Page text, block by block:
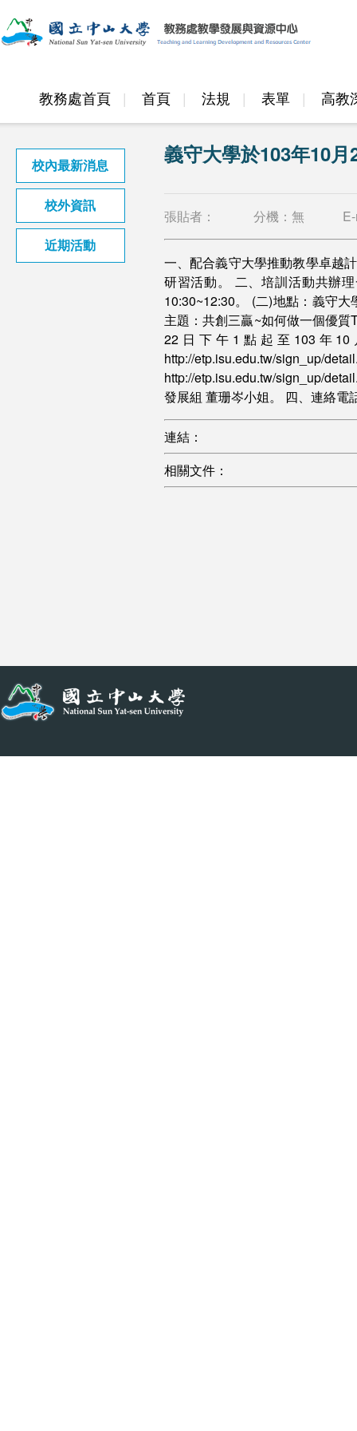
教務處首頁 首頁 法規 表單 高教
邁頂計畫
校內最新消息
校外資訊
近期活動
義守大學於103年10
張貼者： 分機： 無
一、配合義守大學推動教學卓越
研習活動。 二、培訓活動共辦
10:30~12:30。 (二)地點：義守
主題：共創三贏~如何做一個優
22日下午1點起至103年
http://etp.isu.edu.tw/
http://etp.isu.edu.tw/sign_up/
發展組 董珊岑小姐。 四、連絡
連結：
相關文件：